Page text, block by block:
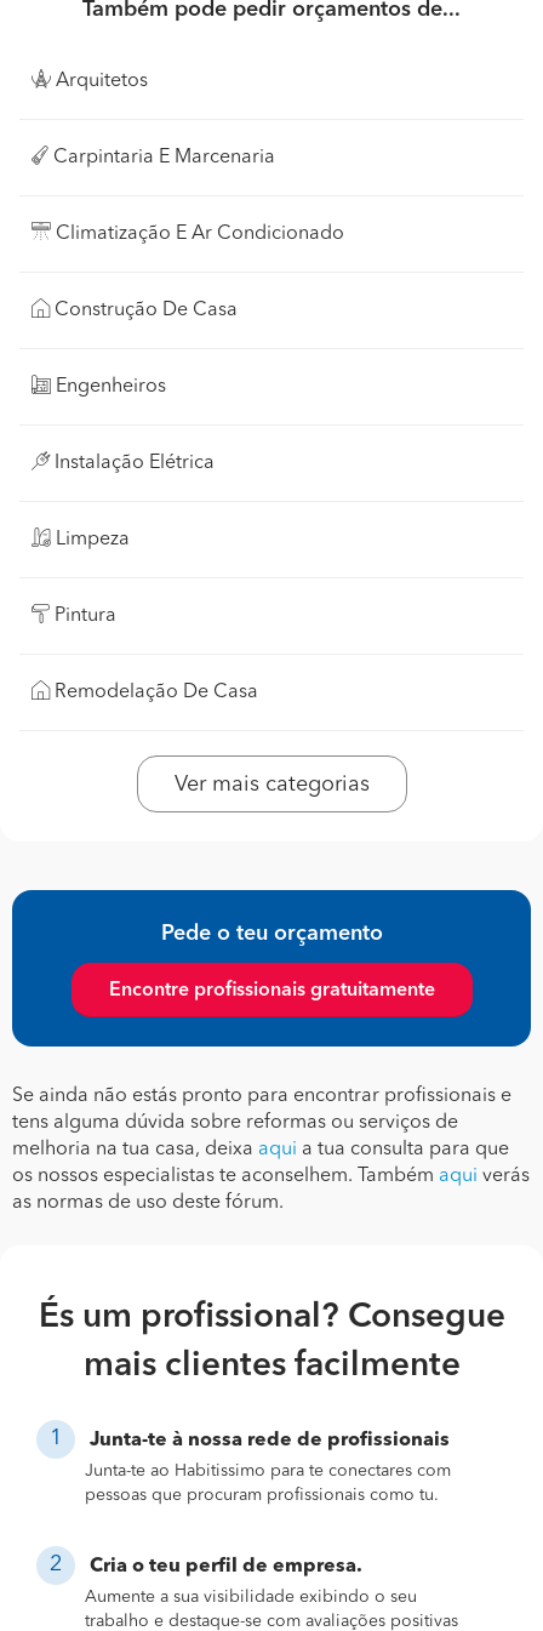
Também pode pedir orçamentos de...
Arquitetos
Carpintaria E Marcenaria
Climatização E Ar Condicionado
Construção De Casa
Engenheiros
Instalação Elétrica
Limpeza
Pintura
Remodelação De Casa
Ver mais categorias
Pede o teu orçamento
Encontre profissionais gratuitamente
Se ainda não estás pronto para encontrar profissionais e
tens alguma dúvida sobre reformas ou serviços de
melhoria na tua casa, deixa aqui a tua consulta para que
os nossos especialistas te aconselhem. Também aqui verás
as normas de uso deste fórum.
És um profissional? Consegue
mais clientes facilmente
Junta-te à nossa rede de profissionais
Junta-te ao Habitissimo para te conectares com
pessoas que procuram profissionais como tu.
Cria o teu perfil de empresa.
Aumente a sua visibilidade exibindo o seu
trabalho e destaque-se com avaliações positivas